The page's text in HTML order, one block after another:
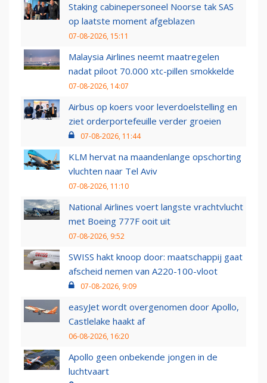
Staking cabinepersoneel Noorse tak SAS
op laatste moment afgeblazen
07-08-2026, 15:11
Malaysia Airlines neemt maatregelen
nadat piloot 70.000 xtc-pillen smokkelde
07-08-2026, 14:07
Airbus op koers voor leverdoelstelling en
ziet orderportefeuille verder groeien
07-08-2026, 11:44
KLM hervat na maandenlange opschorting
vluchten naar Tel Aviv
07-08-2026, 11:10
National Airlines voert langste vrachtvlucht
met Boeing 777F ooit uit
07-08-2026, 9:52
SWISS hakt knoop door: maatschappij gaat
afscheid nemen van A220-100-vloot
07-08-2026, 9:09
easyJet wordt overgenomen door Apollo,
Castlelake haakt af
06-08-2026, 16:20
Apollo geen onbekende jongen in de
luchtvaart